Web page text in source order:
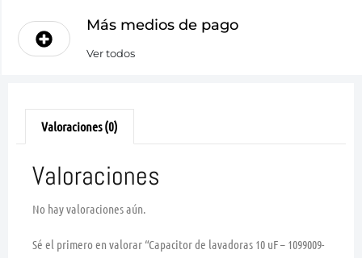
Más medios de pago
Ver todos
Valoraciones (0)
Valoraciones
No hay valoraciones aún.
Sé el primero en valorar “Capacitor de lavadoras 10 uF – 1099009-